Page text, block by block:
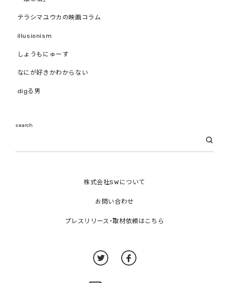
株式会社SWについて
お問い合わせ
プレスリリース・取材依頼はこちら
テラシマユウカの映画コラム
illusionism
しょうもにゅーす
なにが好きかわからない
digる男
search